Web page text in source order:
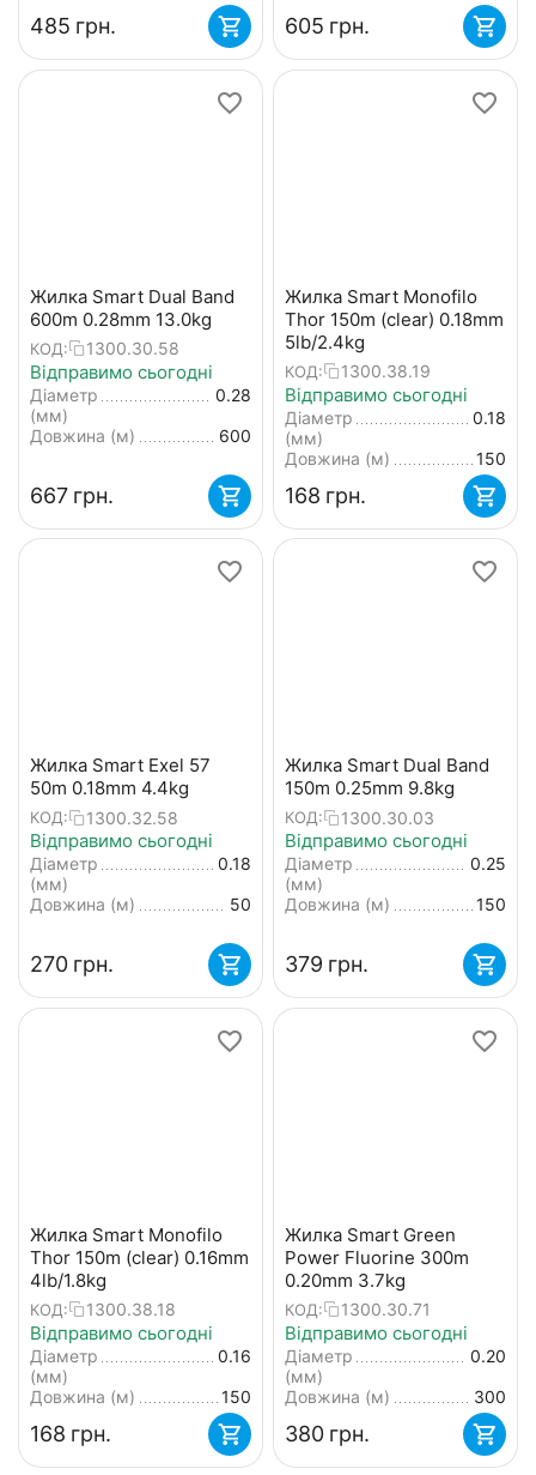
‍485‍ грн. ‍605‍ грн.
Жилка Smart Dual Band
600m 0.28mm 13.0kg
КОД: 1300.30.58
Відправимо сьогодні
Діаметр
(мм)
0.28
Довжина (м)
600
‍667‍ грн.
Жилка Smart Monofilo
Thor 150m (clear) 0.18mm
5lb/2.4kg
КОД: 1300.38.19
Відправимо сьогодні
Діаметр
(мм)
0.18
Довжина (м)
150
‍168‍ грн.
Жилка Smart Exel 57
50m 0.18mm 4.4kg
КОД: 1300.32.58
Відправимо сьогодні
Діаметр
(мм)
0.18
Довжина (м)
50
‍270‍ грн.
Жилка Smart Dual Band
150m 0.25mm 9.8kg
КОД: 1300.30.03
Відправимо сьогодні
Діаметр
(мм)
0.25
Довжина (м)
150
‍379‍ грн.
Жилка Smart Monofilo
Thor 150m (clear) 0.16mm
4lb/1.8kg
КОД: 1300.38.18
Відправимо сьогодні
Діаметр
(мм)
0.16
Довжина (м)
150
‍168‍ грн.
Жилка Smart Green
Power Fluorine 300m
0.20mm 3.7kg
КОД: 1300.30.71
Відправимо сьогодні
Діаметр
(мм)
0.20
Довжина (м)
300
‍380‍ грн.